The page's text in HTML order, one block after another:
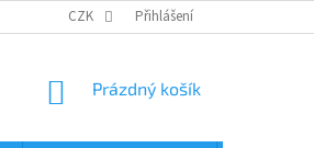
ODSTOUPENÍ OD KUPNÍ SMLOUVY
CZK Přihlášení
NÁKUPNÍ
Prázdný košík